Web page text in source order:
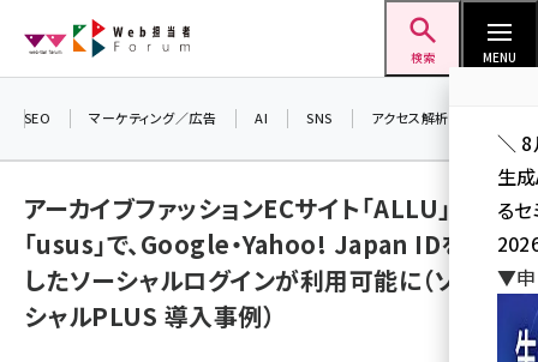
ン
検索 MENU
seo (3526)
ai (2807)
SEO マーケティング／広告 AI SNS アクセス解析／データ分析
アーカイブファッションECサイト「ALLU」
「usus」で、Google・Yahoo! Japan IDを利用
したソーシャルログインが利用可能に（ソー
シャルPLUS 導入事例）
＼ 8
生
る
▼申